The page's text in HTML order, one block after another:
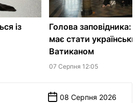
із
Голова заповідника:
має стати
Ватиканом
07 Серпня 12:05
08 Серпня 2026